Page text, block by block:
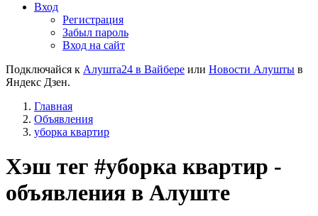
Вход
Регистрация
Забыл пароль
Вход на сайт
Подключайся к Алушта24 в Вайбере или Новости Алушты в
Яндекс Дзен.
Главная
Объявления
уборка квартир
Хэш тег #уборка квартир -
объявления в Алуште